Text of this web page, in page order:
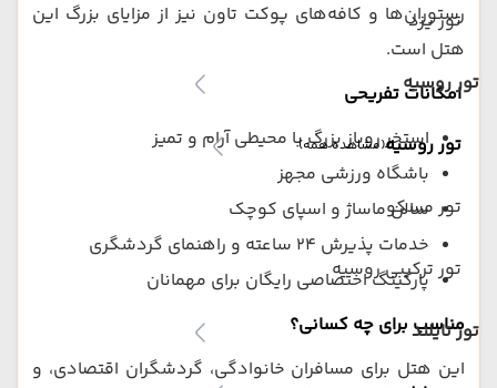
تور یزد
تور روسیه
تور روسیه(مشاهده همه)
تور مسکو
تور ترکیبی روسیه
تور تایلند
رستوران‌ها و کافه‌های پوکت تاون نیز از مزایای بزرگ این
هتل است.
امکانات تفریحی
استخر روباز بزرگ با محیطی آرام و تمیز
باشگاه ورزشی مجهز
سالن ماساژ و اسپای کوچک
خدمات پذیرش ۲۴ ساعته و راهنمای گردشگری
پارکینگ اختصاصی رایگان برای مهمانان
مناسب برای چه کسانی؟
این هتل برای مسافران خانوادگی، گردشگران اقتصادی، و